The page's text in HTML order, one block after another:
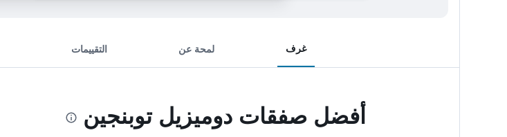
غرف لمحة عن التقييمات
أفضل صفقات دوميزيل توبنجين